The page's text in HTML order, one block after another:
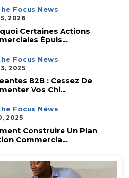
Focus News
2026
Certaines Actions
Épuis...
Focus News
2025
B2B : Cessez De
Vos Chi...
Focus News
2025
Construire Un Plan
Commercia...